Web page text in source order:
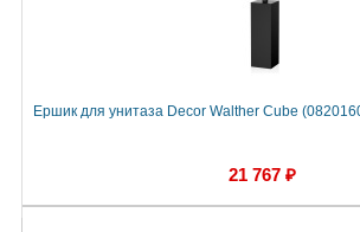
Ершик для унитаза Decor Walther Cube
21 767 ₽